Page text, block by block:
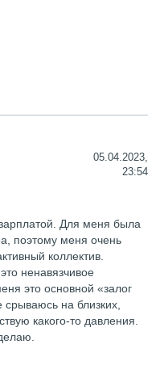
05.04.2023,
23:54
Для меня была
поэтому меня очень
коллектив.
ненавязчивое
это основной «залог
на близких,
какого-то давления.